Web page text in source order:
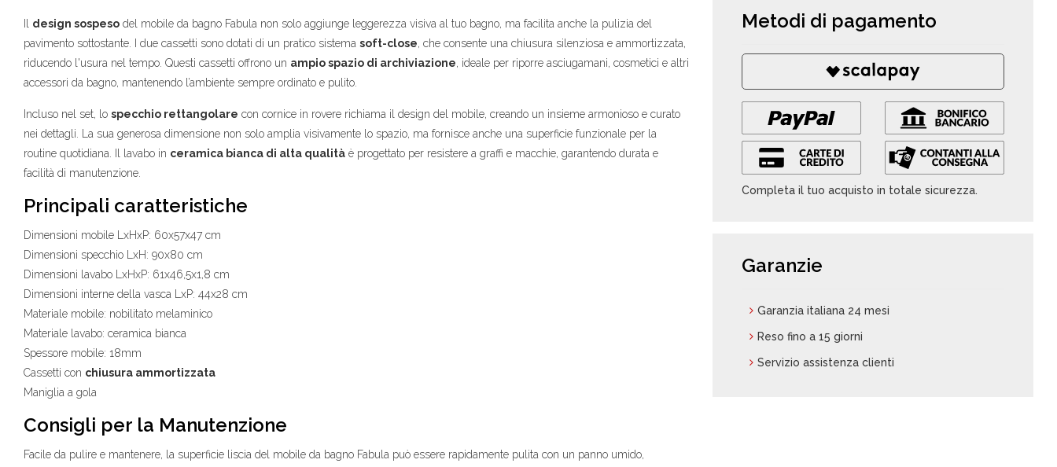
Il design sospeso del mobile da bagno Fabula non solo aggiunge leggerezza visiva al tuo bagno, ma facilita anche la pulizia del
pavimento sottostante. I due cassetti sono dotati di un pratico sistema soft-close, che consente una chiusura silenziosa e ammortizzata,
riducendo l'usura nel tempo. Questi cassetti offrono un ampio spazio di archiviazione, ideale per riporre asciugamani, cosmetici e altri
accessori da bagno, mantenendo l’ambiente sempre ordinato e pulito.
Incluso nel set, lo specchio rettangolare con cornice in rovere richiama il design del mobile, creando un insieme armonioso e curato
nei dettagli. La sua generosa dimensione non solo amplia visivamente lo spazio, ma fornisce anche una superficie funzionale per la
routine quotidiana. Il lavabo in ceramica bianca di alta qualità è progettato per resistere a graffi e macchie, garantendo durata e
facilità di manutenzione.
Principali caratteristiche
Dimensioni mobile LxHxP: 60x57x47 cm
Dimensioni specchio LxH: 90x80 cm
Dimensioni lavabo LxHxP: 61x46,5x1,8 cm
Dimensioni interne della vasca LxP: 44x28 cm
Materiale mobile: nobilitato melaminico
Materiale lavabo: ceramica bianca
Spessore mobile: 18mm
Cassetti con chiusura ammortizzata
Maniglia a gola
Consigli per la Manutenzione
Facile da pulire e mantenere, la superficie liscia del mobile da bagno Fabula può essere rapidamente pulita con un panno umido,
Metodi di pagamento
Completa il tuo acquisto in totale sicurezza.
Garanzie
Garanzia italiana 24 mesi
Reso fino a 15 giorni
Servizio assistenza clienti